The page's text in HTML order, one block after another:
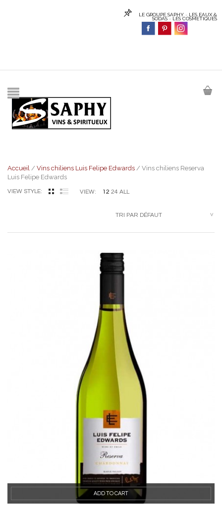
LE GROUPE SAPHY - LES EAUX &
SODAS - LES COSMETIQUES
Accueil / Vins chiliens Luis Felipe Edwards / Vins chiliens Reserva
Luis Felipe Edwards
VIEW STYLE: VIEW: 12 24 ALL
TRI PAR DÉFAUT
ADD TO CART